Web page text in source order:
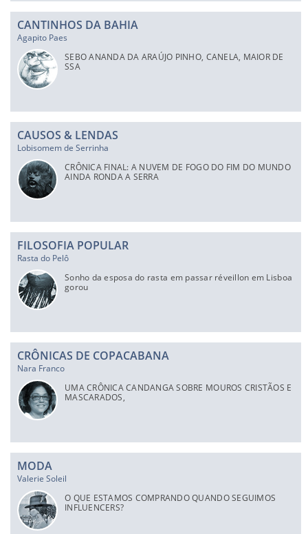
CANTINHOS DA BAHIA
Agapito Paes
SEBO ANANDA DA ARAÚJO PINHO, CANELA, MAIOR DE
SSA
CAUSOS & LENDAS
Lobisomem de Serrinha
CRÔNICA FINAL: A NUVEM DE FOGO DO FIM DO MUNDO
AINDA RONDA A SERRA
FILOSOFIA POPULAR
Rasta do Pelô
Sonho da esposa do rasta em passar réveillon em Lisboa
gorou
CRÔNICAS DE COPACABANA
Nara Franco
UMA CRÔNICA CANDANGA SOBRE MOUROS CRISTÃOS E
MASCARADOS,
MODA
Valerie Soleil
O QUE ESTAMOS COMPRANDO QUANDO SEGUIMOS
INFLUENCERS?